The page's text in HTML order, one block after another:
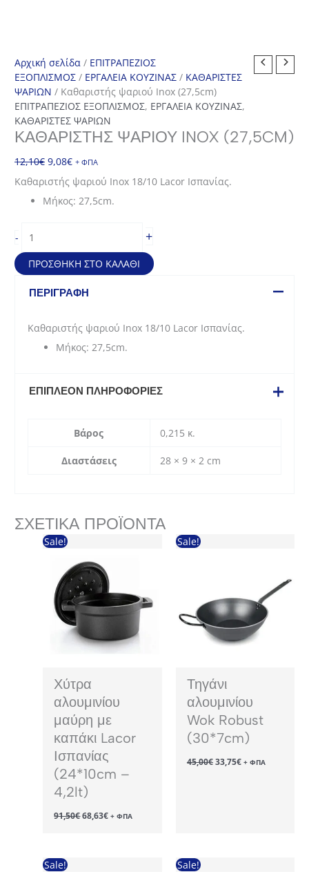
Αρχική σελίδα / ΕΠΙΤΡΑΠΕΖΙΟΣ
ΕΞΟΠΛΙΣΜΟΣ / ΕΡΓΑΛΕΙΑ ΚΟΥΖΙΝΑΣ / ΚΑΘΑΡΙΣΤΕΣ
ΨΑΡΙΩΝ / Καθαριστής ψαριού Inox (27,5cm)
ΕΠΙΤΡΑΠΕΖΙΟΣ ΕΞΟΠΛΙΣΜΟΣ, ΕΡΓΑΛΕΙΑ ΚΟΥΖΙΝΑΣ,
ΚΑΘΑΡΙΣΤΕΣ ΨΑΡΙΩΝ
ΚΑΘΑΡΙΣΤΉΣ ΨΑΡΙΟΎ INOX (27,5CM)
12,10€ Original
price
was:
12,10€.
9,08€Η
τρέχουσα
τιμή
είναι:
+ ΦΠΑ
Καθαριστής ψαριού Inox 18/10 Lacor Ισπανίας.
Μήκος: 27,5cm.
-
ψαριού
Inox
(27,5cm)
ποσότητα
+
ΠΡΟΣΘΉΚΗ ΣΤΟ ΚΑΛΆΘΙ
ΠΕΡΙΓΡΑΦΉ
Καθαριστής ψαριού Inox 18/10 Lacor Ισπανίας.
Μήκος: 27,5cm.
ΕΠΙΠΛΈΟΝ ΠΛΗΡΟΦΟΡΊΕΣ
Βάρος 0,215 κ.
Διαστάσεις 28 × 9 × 2 cm
ΣΧΕΤΙΚΆ ΠΡΟΪΌΝΤΑ
Sale!
Χύτρα
αλουμινίου
μαύρη με
καπάκι Lacor
Ισπανίας
(24*10cm –
4,2lt)
91,50€Original
price
68,63€Η+ ΦΠΑ
Sale!
Τηγάνι
αλουμινίου
Wok Robust
(30*7cm)
45,00€Original
price
33,75€Η+ ΦΠΑ
Sale! Sale!